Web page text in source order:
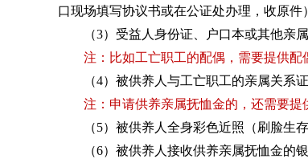
口现场填写协议书或在公证处办理，收原件）
（3）受益人身份证、户口本或其他亲
注：比如工亡职工的配偶，需要提供配
（4）被供养人与工亡职工的亲属关系
注：申请供养亲属抚恤金的，还需要提
（5）被供养人全身彩色近照（刷脸生
（6）被供养人接收供养亲属抚恤金的